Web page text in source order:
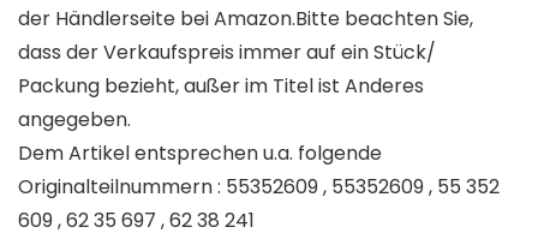
der Händlerseite bei Amazon.Bitte beachten Sie,
dass der Verkaufspreis immer auf ein Stück/
Packung bezieht, außer im Titel ist Anderes
angegeben.
Dem Artikel entsprechen u.a. folgende
Originalteilnummern : 55352609 , 55352609 , 55 352
609 , 62 35 697 , 62 38 241